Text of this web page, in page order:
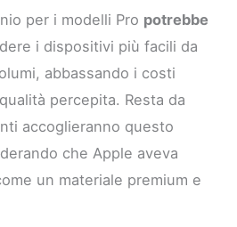
per i modelli Pro potrebbe
i dispositivi più facili da
abbassando i costi
percepita. Resta da
accoglieranno questo
che Apple aveva
un materiale premium e